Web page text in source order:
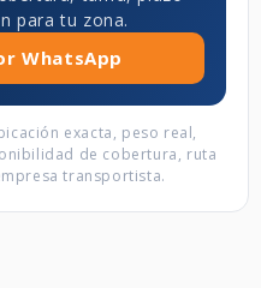
para tu zona.
WhatsApp
exacta, peso real,
de cobertura, ruta
transportista.